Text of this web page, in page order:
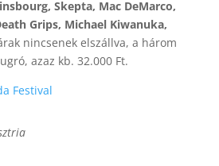
Skepta, Mac DeMarco,
Grips, Michael Kiwanuka,
nincsenek elszállva, a három
azaz kb. 32.000 Ft.
Festival